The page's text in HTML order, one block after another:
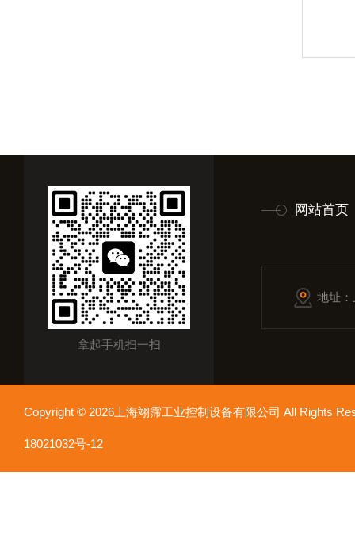
拿起手机扫一扫
网站首页
地址
Copyright © 2026上海翊霈工业控制设备有限公司 All Rights
18021032号-12